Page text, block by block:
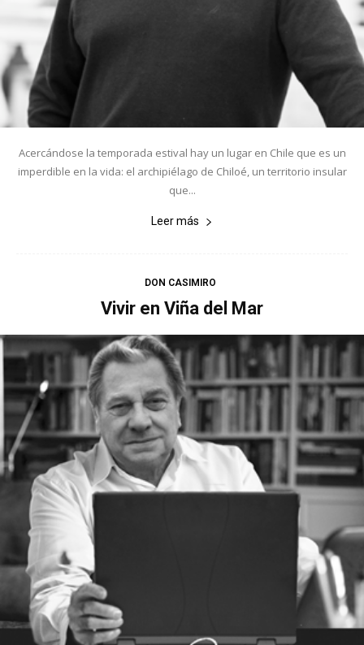
Acercándose la temporada estival hay un lugar en Chile que es un
imperdible en la vida: el archipiélago de Chiloé, un territorio insular
que...
Leer más
DON CASIMIRO
Vivir en Viña del Mar